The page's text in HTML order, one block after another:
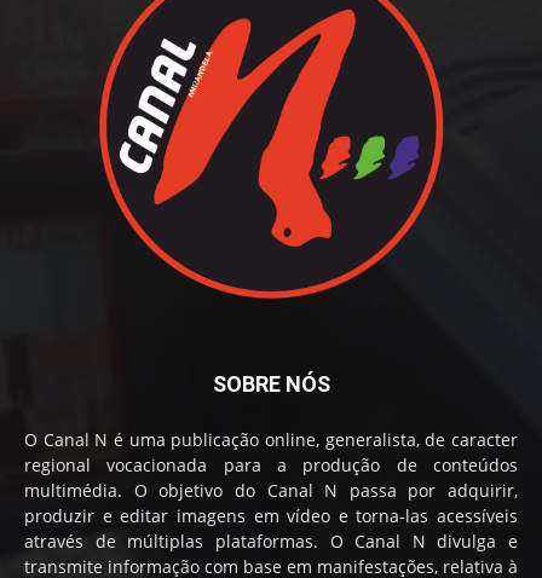
SOBRE NÓS
O Canal N é uma publicação online, generalista, de caracter
regional vocacionada para a produção de conteúdos
multimédia. O objetivo do Canal N passa por adquirir,
produzir e editar imagens em vídeo e torna-las acessíveis
através de múltiplas plataformas. O Canal N divulga e
transmite informação com base em manifestações, relativa à